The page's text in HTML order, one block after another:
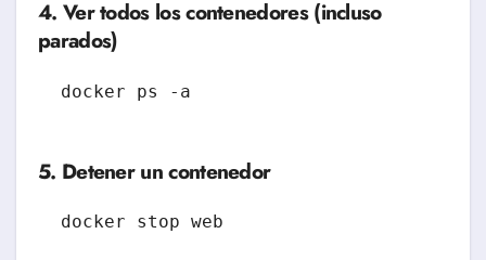
4. Ver todos los contenedores (incluso
parados)
5. Detener un contenedor